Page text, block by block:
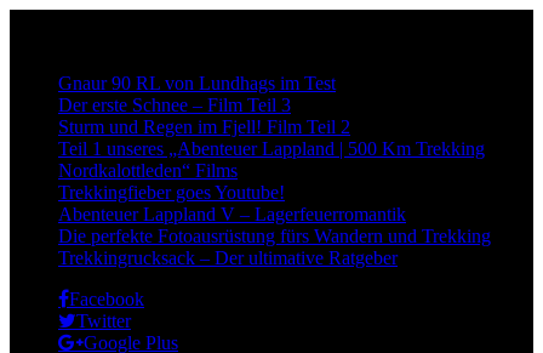
Gnaur 90 RL von Lundhags im Test
Der erste Schnee – Film Teil 3
Sturm und Regen im Fjell! Film Teil 2
Teil 1 unseres „Abenteuer Lappland | 500 Km Trekking
Nordkalottleden“ Films
Trekkingfieber goes Youtube!
Abenteuer Lappland V – Lagerfeuerromantik
Die perfekte Fotoausrüstung fürs Wandern und Trekking
Trekkingrucksack – Der ultimative Ratgeber
Facebook
Twitter
Google Plus